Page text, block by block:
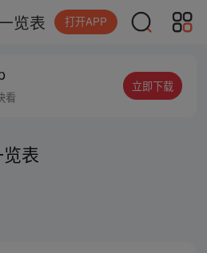
览表 打开APP
看
立即下载
表